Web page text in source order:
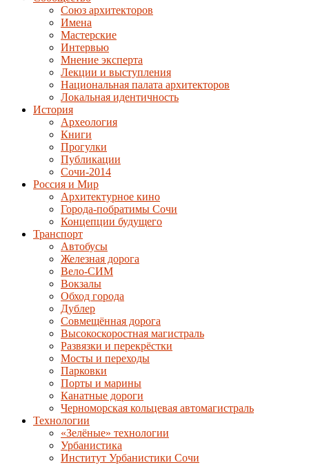
Союз архитекторов
Имена
Мастерские
Интервью
Мнение эксперта
Лекции и выступления
Национальная палата архитекторов
Локальная идентичность
История
Археология
Книги
Прогулки
Публикации
Сочи-2014
Россия и Мир
Архитектурное кино
Города-побратимы Сочи
Концепции будущего
Транспорт
Автобусы
Железная дорога
Вело-СИМ
Вокзалы
Обход города
Дублер
Совмещённая дорога
Высокоскоростная магистраль
Развязки и перекрёстки
Мосты и переходы
Парковки
Порты и марины
Канатные дороги
Черноморская кольцевая автомагистраль
Технологии
«Зелёные» технологии
Урбанистика
Институт Урбанистики Сочи